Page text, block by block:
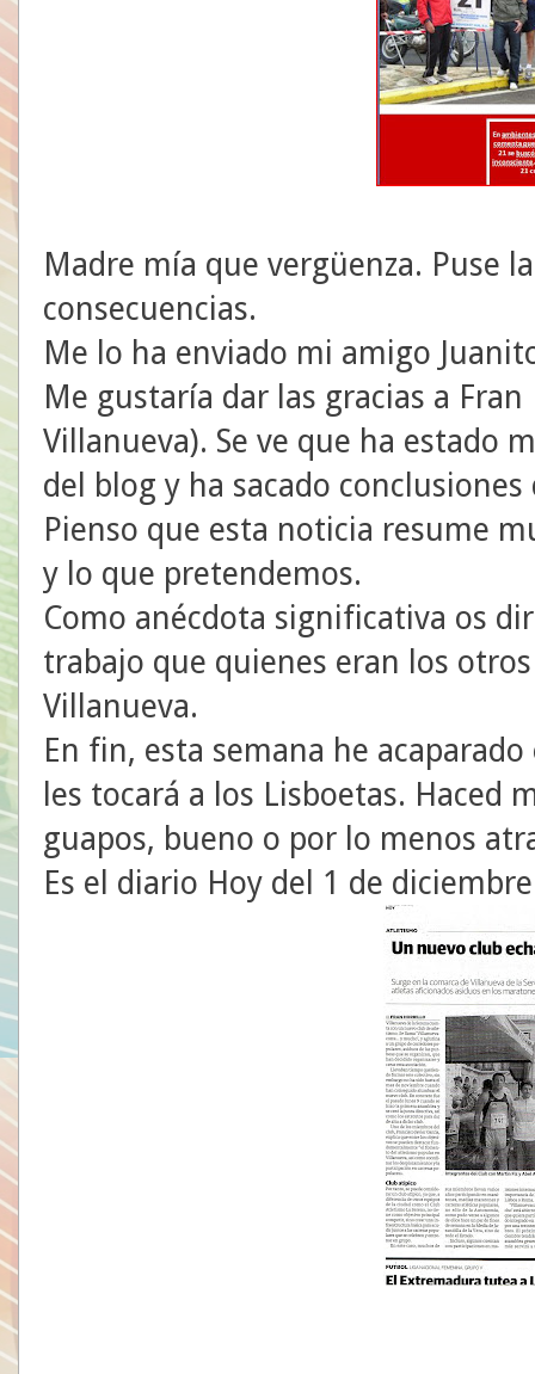
Madre mía que vergüenza. Puse
consecuencias.
Me lo ha enviado mi amigo
Me gustaría dar las gracias a
Villanueva). Se ve que ha estado
del blog y ha sacado
Pienso que esta noticia resume
y lo que pretendemos.
Como anécdota significativa os
trabajo que quienes eran los
Villanueva.
En fin, esta semana he
les tocará a los Lisboetas. Haced
guapos, bueno o por lo menos
Es el diario Hoy del 1 de